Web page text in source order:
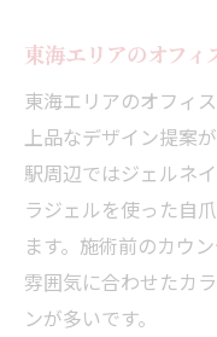
東海エリアのオフィ
東海エリアのオフィ
上品なデザイン提案
駅周辺ではジェルネ
ラジェルを使った自
ます。施術前のカウ
雰囲気に合わせたカ
ンが多いです。